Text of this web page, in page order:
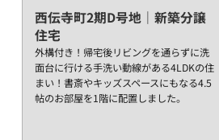
西伝寺町2期D号地｜新築分譲
住宅
外構付き！帰宅後リビングを通らずに洗
面台に行ける手洗い動線がある4LDKの住
まい！書斎やキッズスペースにもなる4.5
帖のお部屋を1階に配置しました。